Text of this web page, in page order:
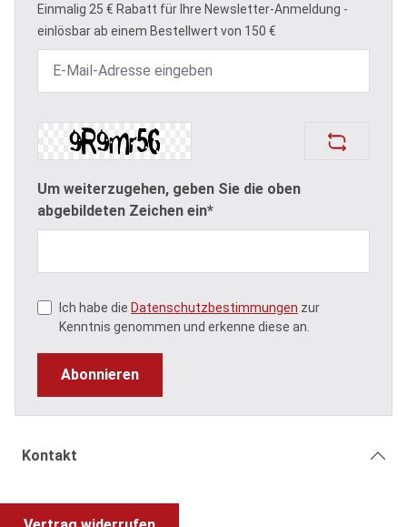
Einmalig 25 € Rabatt für Ihre Newsletter-Anmeldung -
einlösbar ab einem Bestellwert von 150 €
Um weiterzugehen, geben Sie die oben
abgebildeten Zeichen ein*
Ich habe die Datenschutzbestimmungen zur
Kenntnis genommen und erkenne diese an.
Abonnieren
Kontakt